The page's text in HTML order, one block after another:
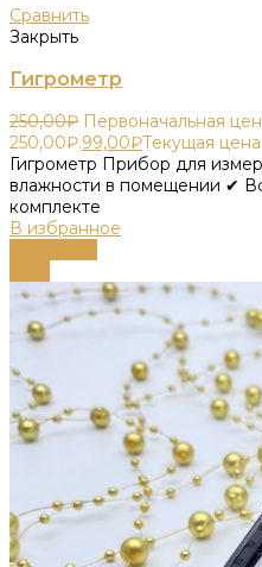
Сравнить
Закрыть
Гигрометр
250,00₽ Первоначальная
250,00₽.99,00₽Текущая
Гигрометр Прибор для
влажности в помещении ✔
комплекте
В избранное